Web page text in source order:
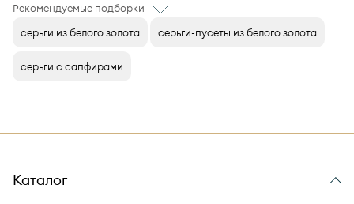
Рекомендуемые подборки
серьги из белого золота
серьги-пусеты из белого золота
серьги с сапфирами
Каталог